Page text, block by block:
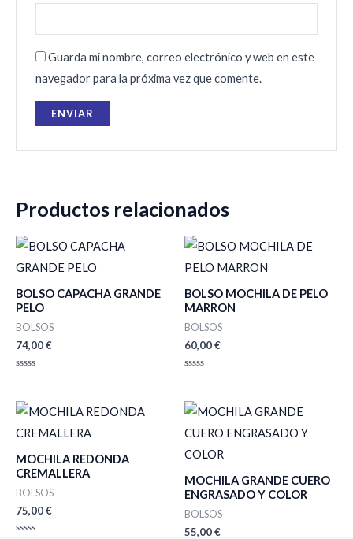
Guarda mi nombre, correo electrónico y web en este
navegador para la próxima vez que comente.
Productos relacionados
BOLSO CAPACHA GRANDE
PELO
BOLSOS
74,00€
de
5
BOLSO MOCHILA DE PELO
MARRON
BOLSOS
60,00€
de
5
MOCHILA REDONDA
CREMALLERA
BOLSOS
75,00€
MOCHILA GRANDE CUERO
ENGRASADO Y COLOR
BOLSOS
55,00€